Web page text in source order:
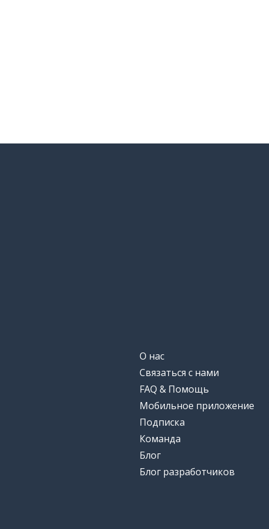
О нас
Связаться с нами
FAQ & Помощь
Мобильное приложение
Подписка
Команда
Блог
Блог разработчиков